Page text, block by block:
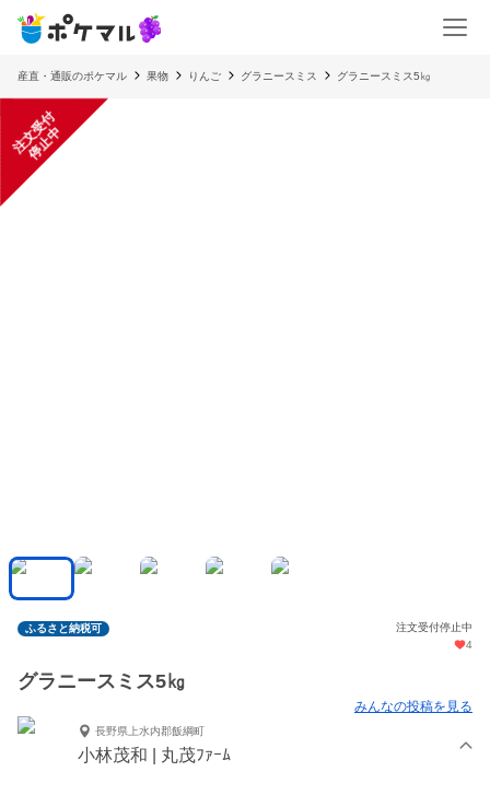
産直・通販のポケマル 果物 りんご グラニースミス グラニースミス5㎏
注
文
受
付
停
止
中
ふるさと納税可
注文受付停止中
4
グラニースミス5㎏
みんなの投稿を見る
長野県上水内郡飯綱町
小林茂和 | 丸茂ﾌｧｰﾑ